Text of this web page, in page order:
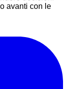
avanti con le